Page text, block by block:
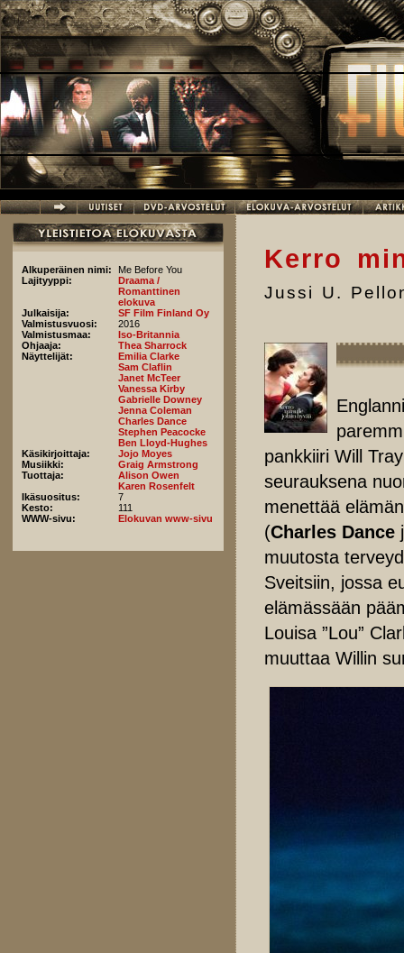
Hyppää pääsisältöön
Alkuperäinen nimi:
Me Before You
Lajityyppi:
Draama /
Romanttinen
elokuva
Julkaisija:
SF Film Finland Oy
Valmistusvuosi:
2016
Valmistusmaa:
Iso-Britannia
Ohjaaja:
Thea Sharrock
Näyttelijät:
Emilia Clarke
Sam Claflin
Janet McTeer
Vanessa Kirby
Gabrielle Downey
Jenna Coleman
Charles Dance
Stephen Peacocke
Ben Lloyd-Hughes
Käsikirjoittaja:
Jojo Moyes
Musiikki:
Graig Armstrong
Tuottaja:
Alison Owen
Karen Rosenfelt
Ikäsuositus:
7
Kesto:
111
WWW-sivu:
Elokuvan www-sivu
Kerro
Jussi U.
pankkiiri Will
seurauksena
menettää
(Charles Dance
muutosta
Sveitsiin, jossa
elämässään
Louisa ”Lou”
muuttaa Willin